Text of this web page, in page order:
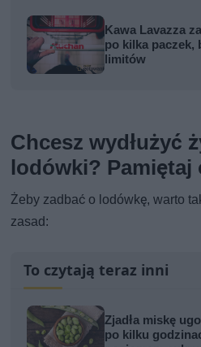
Kawa Lavazza
po kilka paczek,
limitów
Chcesz wydłużyć
lodówki? Pamiętaj
Żeby zadbać o lodówkę, warto
zasad:
To czytają teraz inni
Zjadła miskę
po kilku